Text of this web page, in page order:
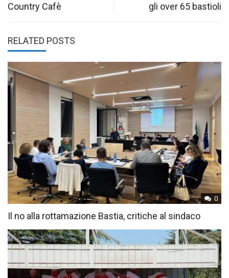
Country Cafè
gli over 65 bastioli
RELATED POSTS
0
Il no alla rottamazione Bastia, critiche al sindaco